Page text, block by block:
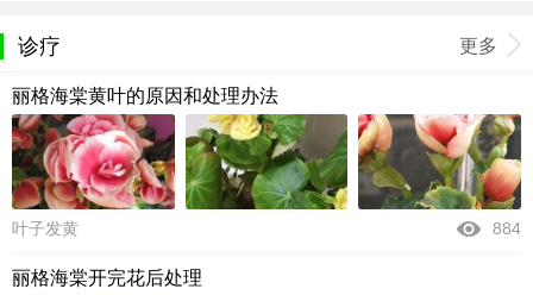
诊疗 更多
丽格海棠黄叶的原因和处理办法
叶子发黄 884
丽格海棠开完花后处理